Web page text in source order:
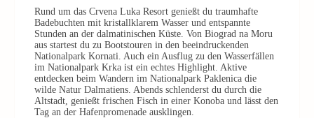
Rund um das Crvena Luka Resort genießt du traumhafte
Badebuchten mit kristallklarem Wasser und entspannte
Stunden an der dalmatinischen Küste. Von Biograd na Moru
aus startest du zu Bootstouren in den beeindruckenden
Nationalpark Kornati. Auch ein Ausflug zu den Wasserfällen
im Nationalpark Krka ist ein echtes Highlight. Aktive
entdecken beim Wandern im Nationalpark Paklenica die
wilde Natur Dalmatiens. Abends schlenderst du durch die
Altstadt, genießt frischen Fisch in einer Konoba und lässt den
Tag an der Hafenpromenade ausklingen.